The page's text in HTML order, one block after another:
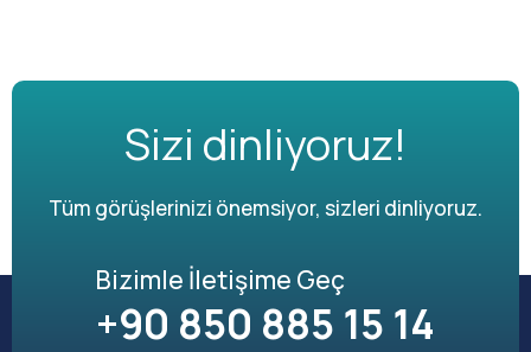
Sizi dinliyoruz!
Tüm görüşlerinizi önemsiyor, sizleri dinliyoruz.
Bizimle İletişime Geç
+90 850 885 15 14